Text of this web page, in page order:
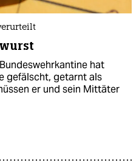
hat
gefälscht, getarnt als
er und sein Mittäter